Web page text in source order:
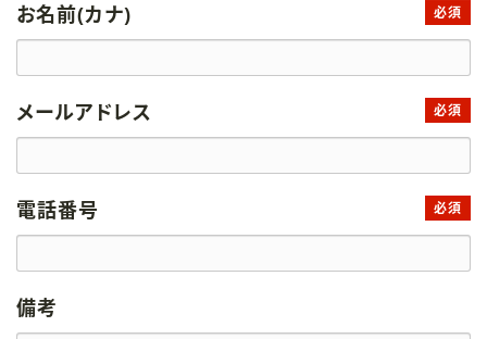
お名前(カナ) 必須
メールアドレス 必須
電話番号 必須
備考